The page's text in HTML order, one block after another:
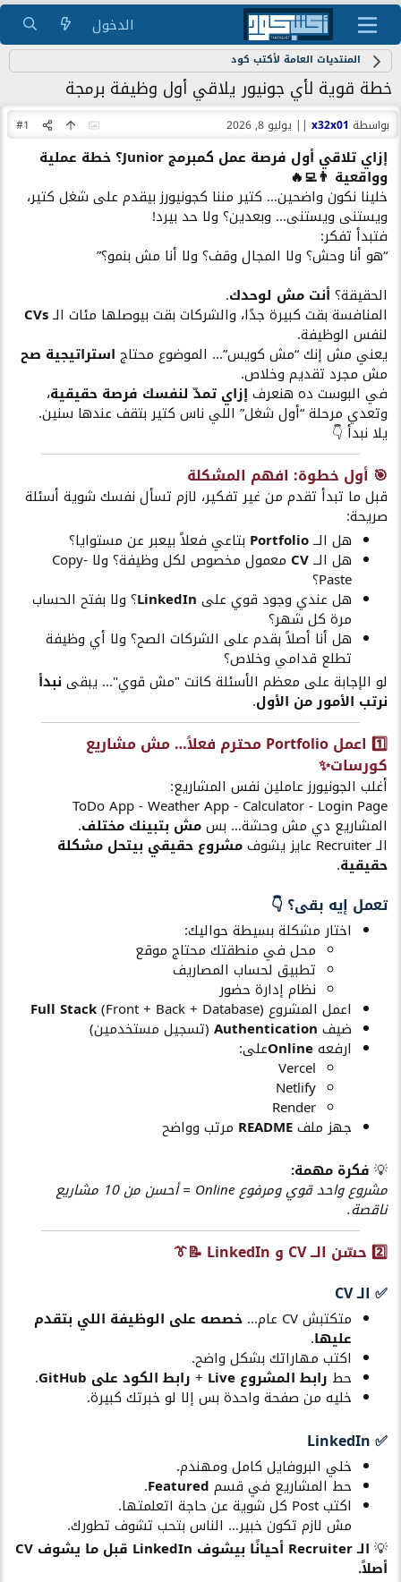
الدخول
المنتديات العامة لأكتب كود
خطة قوية لأي جونيور يلاقي أول وظيفة برمجة
بواسطة x32x01
|| يوليو 8, 2026 #1
إزاي تلاقي أول فرصة عمل كمبرمج Junior؟ خطة عملية
وواقعية 👨‍💻🔥
خلينا نكون واضحين… كتير مننا كجونيورز بيقدم على شغل كتير،
ويستنى ويستنى… وبعدين؟ ولا حد بيرد!
فتبدأ تفكر:
“هو أنا وحش؟ ولا المجال وقف؟ ولا أنا مش بنمو؟”
الحقيقة؟ أنت مش لوحدك.
المنافسة بقت كبيرة جدًا، والشركات بقت بيوصلها مئات الـCVs
لنفس الوظيفة.
يعني مش إنك “مش كويس”... الموضوع محتاج استراتيجية صح
مش مجرد تقديم وخلاص.
في البوست ده هنعرف إزاي تمدّ لنفسك فرصة حقيقية،
وتعدي مرحلة “أول شغل” اللي ناس كتير بتقف عندها سنين.
يلا نبدأ 👇
🎯 أول خطوة: افهم المشكلة
قبل ما تبدأ تقدم من غير تفكير، لازم تسأل نفسك شوية أسئلة
صريحة:
هل الــPortfolio بتاعي فعلاً بيعبر عن مستوايا؟
هل الــCV معمول مخصوص لكل وظيفة؟ ولا Copy-
Paste؟
هل عندي وجود قوي على LinkedIn؟ ولا بفتح الحساب
مرة كل شهر؟
هل أنا أصلاً بقدم على الشركات الصح؟ ولا أي وظيفة
تطلع قدامي وخلاص؟
لو الإجابة على معظم الأسئلة كانت "مش قوي"… يبقى نبدأ
نرتب الأمور من الأول.
1️⃣ اعمل Portfolio محترم فعلاً… مش مشاريع
كورسات✨
أغلب الجونيورز عاملين نفس المشاريع:
ToDo App - Weather App - Calculator - Login Page
المشاريع دي مش وحشة… بسمش بتبينك مختلف.
الـ Recruiter عايز يشوف مشروع حقيقي بيتحل مشكلة
حقيقية.
تعمل إيه بقى؟ 👇​
اختار مشكلة بسيطة حواليك:
محل في منطقتك محتاج موقع
تطبيق لحساب المصاريف
نظام إدارة حضور
اعمل المشروع Full Stack(Front + Back + Database)
ضيف Authentication (تسجيل مستخدمين)
ارفعهOnlineعلى:
Vercel
Netlify
Render
جهز ملفREADME مرتب وواضح
💡 فكرة مهمة:
مشروع واحد قوي ومرفوع Online = أحسن من 10 مشاريع
ناقصة.
2️⃣ حسّن الــ CV و LinkedIn 📝👔
✅ الـ CV​
متكتبش CV عام… خصصه على الوظيفة اللي بتقدم
عليها.
اكتب مهاراتك بشكل واضح.
حط رابط المشروع Live + رابط الكود على GitHub .
خليه من صفحة واحدة بس إلا لو خبرتك كبيرة.
✅ LinkedIn​
خلي البروفايل كامل ومهندم.
حط المشاريع في قسم Featured
.
اكتب Post كل شوية عن حاجة اتعلمتها.
مش لازم تكون خبير… الناس بتحب تشوف تطورك.
💡
الـ Recruiter أحيانًا بيشوف LinkedIn قبل ما يشوف CV
أصلاً.